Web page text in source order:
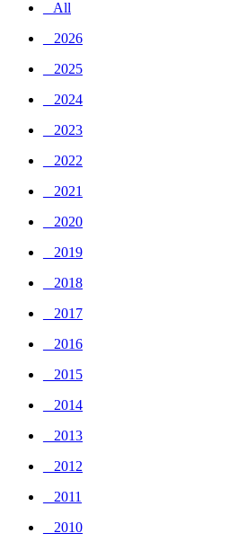
_ All
_ 2026
_ 2025
_ 2024
_ 2023
_ 2022
_ 2021
_ 2020
_ 2019
_ 2018
_ 2017
_ 2016
_ 2015
_ 2014
_ 2013
_ 2012
_ 2011
_ 2010